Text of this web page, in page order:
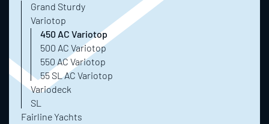
Grand Sturdy
Variotop
450 AC Variotop
500 AC Variotop
550 AC Variotop
55 SL AC Variotop
Variodeck
SL
Fairline Yachts